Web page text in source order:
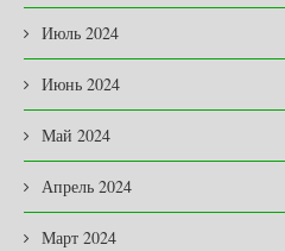
Июль 2024
Июнь 2024
Май 2024
Апрель 2024
Март 2024